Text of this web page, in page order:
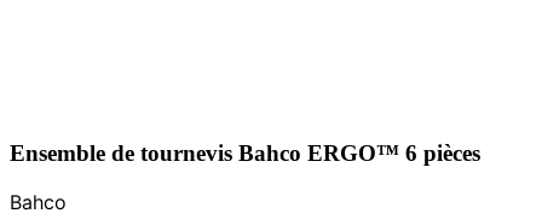
Ensemble de tournevis Bahco ERGO™ 6 pièces
Bahco